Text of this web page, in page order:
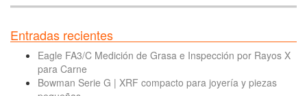
Entradas recientes
Eagle FA3/C Medición de Grasa e Inspección por Rayos X
para Carne
Bowman Serie G | XRF compacto para joyería y piezas